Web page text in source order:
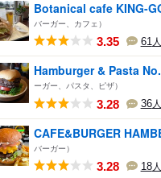
Botanical cafe KING-
バーガー、カフェ）
3.35 61 人
Hamburger & Pasta
ーガー、パスタ、ピザ）
3.28 36人
CAFE&BURGER
バーガー）
3.28 18人